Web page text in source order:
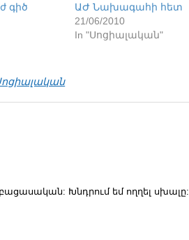
գիծ
ԱԺ Նախագահի հետ
21/06/2010
In "Սոցիալական"
Խնդրում եմ ողղել սխալը: